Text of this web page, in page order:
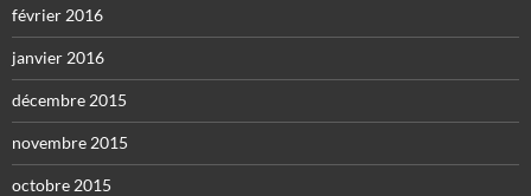
février 2016
janvier 2016
décembre 2015
novembre 2015
octobre 2015